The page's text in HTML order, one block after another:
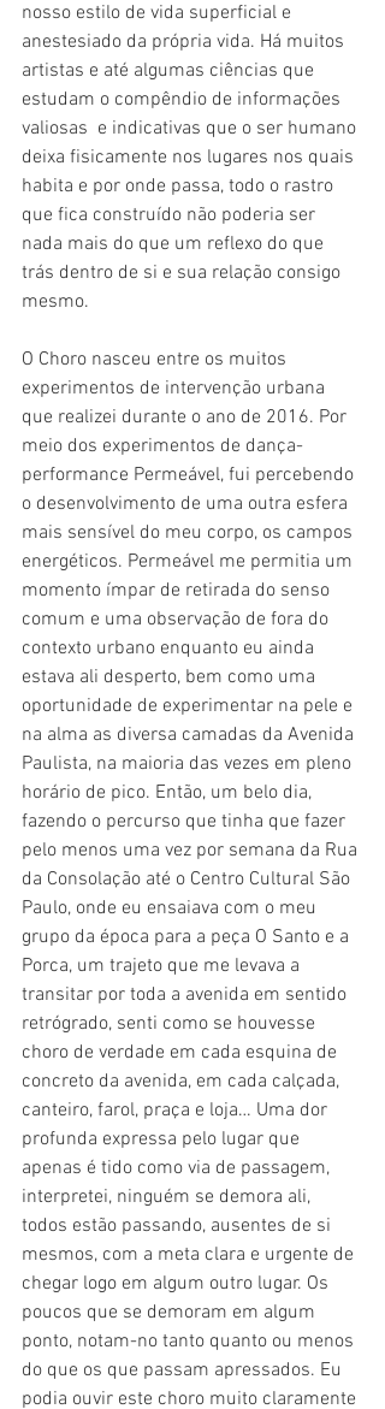
nosso estilo de vida superficial e
anestesiado da própria vida. Há muitos
artistas e até algumas ciências que
estudam o compêndio de informações
valiosas  e indicativas que o ser humano
deixa fisicamente nos lugares nos quais
habita e por onde passa, todo o rastro
que fica construído não poderia ser
nada mais do que um reflexo do que
trás dentro de si e sua relação consigo
mesmo.
O Choro nasceu entre os muitos
experimentos de intervenção urbana
que realizei durante o ano de 2016. Por
meio dos experimentos de dança-
performance Permeável, fui percebendo
o desenvolvimento de uma outra esfera
mais sensível do meu corpo, os campos
energéticos. Permeável me permitia um
momento ímpar de retirada do senso
comum e uma observação de fora do
contexto urbano enquanto eu ainda
estava ali desperto, bem como uma
oportunidade de experimentar na pele e
na alma as diversa camadas da Avenida
Paulista, na maioria das vezes em pleno
horário de pico. Então, um belo dia,
fazendo o percurso que tinha que fazer
pelo menos uma vez por semana da Rua
da Consolação até o Centro Cultural São
Paulo, onde eu ensaiava com o meu
grupo da época para a peça O Santo e a
Porca, um trajeto que me levava a
transitar por toda a avenida em sentido
retrógrado, senti como se houvesse
choro de verdade em cada esquina de
concreto da avenida, em cada calçada,
canteiro, farol, praça e loja… Uma dor
profunda expressa pelo lugar que
apenas é tido como via de passagem,
interpretei, ninguém se demora ali,
todos estão passando, ausentes de si
mesmos, com a meta clara e urgente de
chegar logo em algum outro lugar. Os
poucos que se demoram em algum
ponto, notam-no tanto quanto ou menos
do que os que passam apressados. Eu
podia ouvir este choro muito claramente